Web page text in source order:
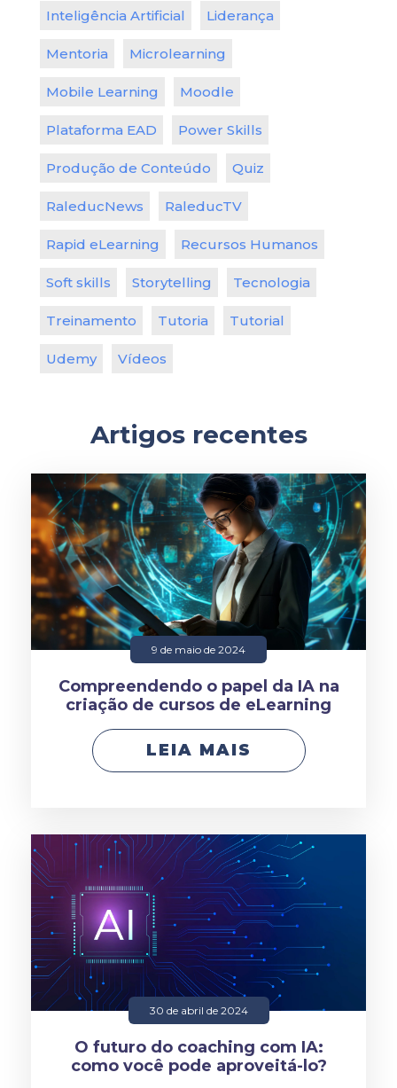
Inteligência Artificial Liderança
Mentoria Microlearning
Mobile Learning Moodle
Plataforma EAD Power Skills
Produção de Conteúdo Quiz
RaleducNews RaleducTV
Rapid eLearning Recursos Humanos
Soft skills Storytelling Tecnologia
Treinamento Tutoria Tutorial
Udemy Vídeos
Artigos recentes
9 de maio de 2024
Compreendendo o papel da IA na
criação de cursos de eLearning
LEIA MAIS
30 de abril de 2024
O futuro do coaching com IA:
como você pode aproveitá-lo?